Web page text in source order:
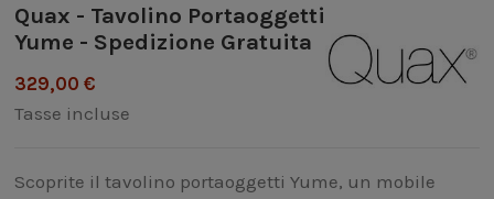
Quax - Tavolino Portaoggetti
Yume - Spedizione Gratuita
329,00 €
Tasse incluse
Scoprite il tavolino portaoggetti Yume, un mobile